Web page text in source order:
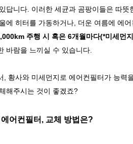
답니다 이러한 세균과 곰팡이들은 따뜻
에 히터를 가동하거나 더운 여름에 에
주행 시 혹은 6개월마다(*미세먼
바람을 느끼실 수 있습니다
황사와 미세먼지로 에어컨필터가 능력
해주시는 것이 좋겠죠?
어컨필터 , 교체 방법은?